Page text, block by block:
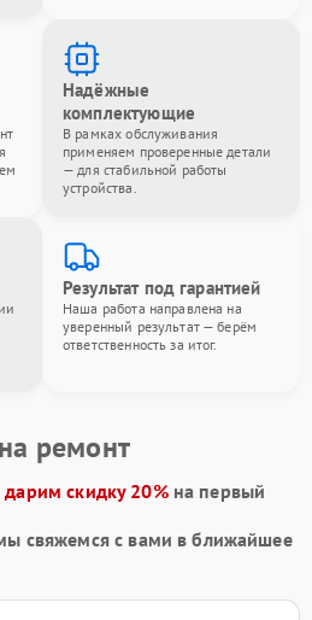
Надёжные
комплектующие
В рамках обслуживания
применяем проверенные детали
— для стабильной работы
устройства.
Результат под гарантией
Наша работа направлена на
уверенный результат — берём
ответственность за итог.
ремонт
дарим скидку 20%на первый
свяжемся с вами в ближайшее